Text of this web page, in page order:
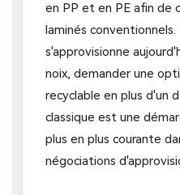
en PP et en PE afin de
laminés
s'approvisionne
noix, demander une
recyclable en plus d'un
classique est une
plus en plus courante
négociations